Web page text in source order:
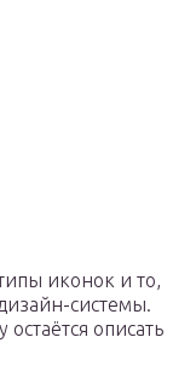
иконок и то,
системы.
описать